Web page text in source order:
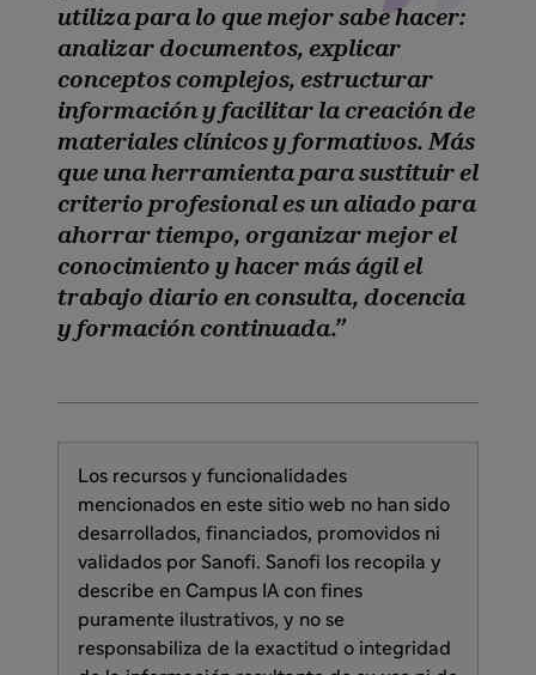
utiliza para lo que mejor sabe hacer:
analizar documentos, explicar
conceptos complejos, estructurar
información y facilitar la creación de
materiales clínicos y formativos. Más
que una herramienta para sustituir el
criterio profesional es un aliado para
ahorrar tiempo, organizar mejor el
conocimiento y hacer más ágil el
trabajo diario en consulta, docencia
y formación continuada.
Los recursos y funcionalidades
mencionados en este sitio web no han sido
desarrollados, financiados, promovidos ni
validados por Sanofi. Sanofi los recopila y
describe en Campus IA con fines
puramente ilustrativos, y no se
responsabiliza de la exactitud o integridad